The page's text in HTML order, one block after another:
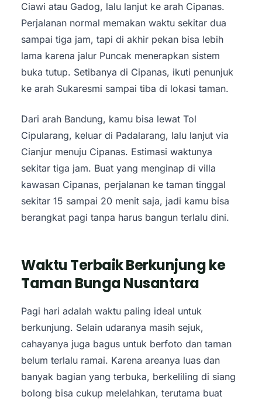
Ciawi atau Gadog, lalu lanjut ke arah Cipanas.
Perjalanan normal memakan waktu sekitar dua
sampai tiga jam, tapi di akhir pekan bisa lebih
lama karena jalur Puncak menerapkan sistem
buka tutup. Setibanya di Cipanas, ikuti penunjuk
ke arah Sukaresmi sampai tiba di lokasi taman.
Dari arah Bandung, kamu bisa lewat Tol
Cipularang, keluar di Padalarang, lalu lanjut via
Cianjur menuju Cipanas. Estimasi waktunya
sekitar tiga jam. Buat yang menginap di villa
kawasan Cipanas, perjalanan ke taman tinggal
sekitar 15 sampai 20 menit saja, jadi kamu bisa
berangkat pagi tanpa harus bangun terlalu dini.
Waktu Terbaik Berkunjung ke
Taman Bunga Nusantara
Pagi hari adalah waktu paling ideal untuk
berkunjung. Selain udaranya masih sejuk,
cahayanya juga bagus untuk berfoto dan taman
belum terlalu ramai. Karena areanya luas dan
banyak bagian yang terbuka, berkeliling di siang
bolong bisa cukup melelahkan, terutama buat